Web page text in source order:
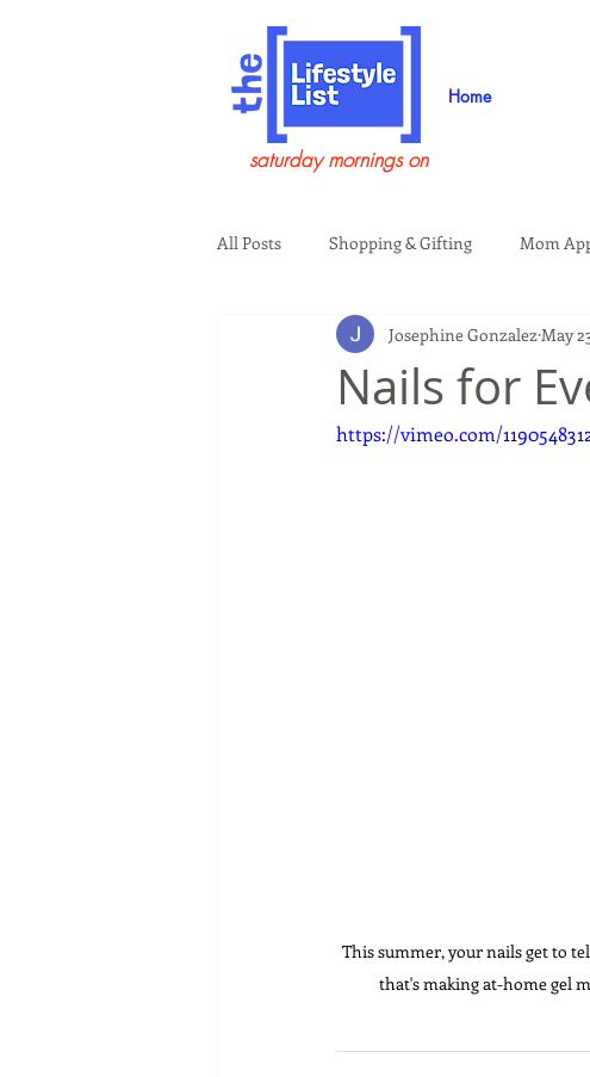
Home
saturday mornings on
All Posts Shopping & Gifting Mom
Health & Wellness Beauty &
Guests on the Show Tech Living
Nails for
Josephine Gonzalez May
https://vimeo.com/
This summer, your nails get to
that's making at-home gel